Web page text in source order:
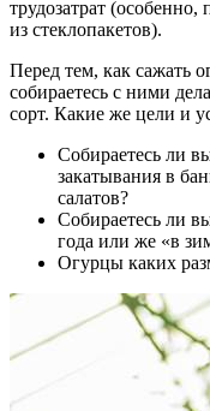
трудозатрат
из стеклопакетов).
Перед тем, как сажать
собираетесь с ними
сорт. Какие же цели и
Собираетесь ли
закатывания в
салатов?
Собираетесь ли
года или же «в
Огурцы каких